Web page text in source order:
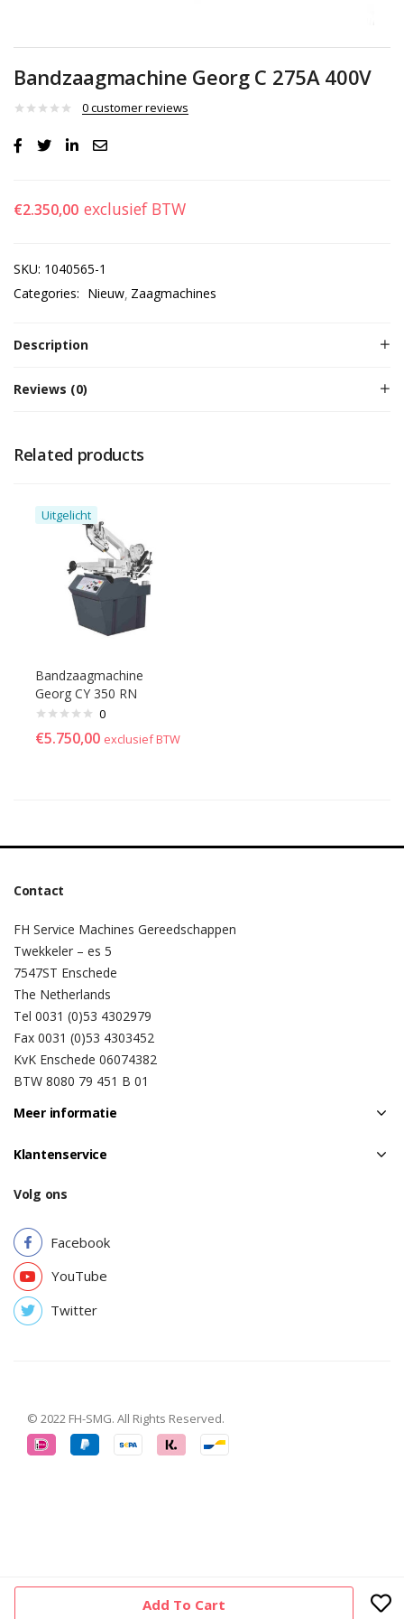
Bandzaagmachine Georg C 275A 400V
0customer reviews
€2.350,00 exclusief BTW
Add To Cart
SKU: 1040565-1
Categories: Nieuw Zaagmachines
Description
Reviews (0)
Related products
Uitgelicht
Bandzaagmachine
Georg CY 350 RN
0
€5.750,00 exclusief BTW
Contact
FH Service Machines Gereedschappen
Twekkeler – es 5
7547ST Enschede
The Netherlands
Tel 0031 (0)53 4302979
Fax 0031 (0)53 4303452
KvK Enschede 06074382
BTW 8080 79 451 B 01
Meer informatie
Klantenservice
Volg ons
Facebook
YouTube
Twitter
© 2022 FH-SMG. All Rights Reserved.